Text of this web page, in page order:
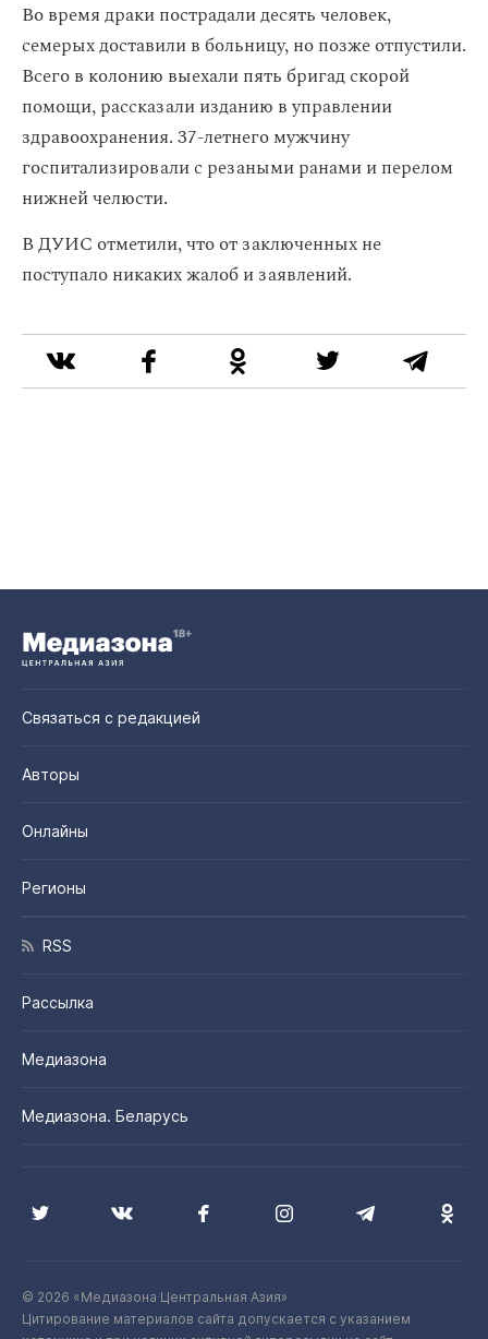
Во время драки пострадали десять человек,
семерых доставили в больницу, но позже отпустили.
Всего в колонию выехали пять бригад скорой
помощи, рассказали изданию в управлении
здравоохранения. 37-летнего мужчину
госпитализировали с резаными ранами и перелом
нижней челюсти.
В ДУИС отметили, что от заключенных не
поступало никаких жалоб и заявлений.
Связаться с редакцией
Авторы
Онлайны
Регионы
RSS
Рассылка
Медиазона
Медиазона. Беларусь
© 2026 «Медиазона Центральная Азия»
Цитирование материалов сайта допускается с указанием